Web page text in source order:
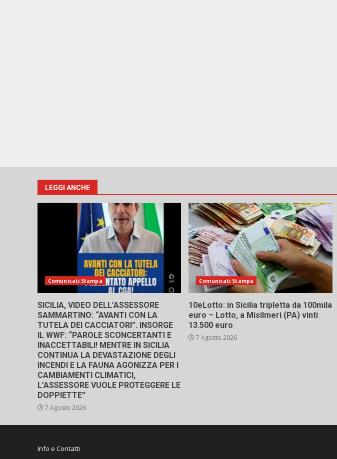
LEGGI ANCHE
Comunicati Stampa
SICILIA, VIDEO DELL’ASSESSORE
SAMMARTINO: “AVANTI CON LA
TUTELA DEI CACCIATORI”. INSORGE
IL WWF: “PAROLE SCONCERTANTI E
INACCETTABILI! MENTRE IN SICILIA
CONTINUA LA DEVASTAZIONE DEGLI
INCENDI E LA FAUNA AGONIZZA PER I
CAMBIAMENTI CLIMATICI,
L’ASSESSORE VUOLE PROTEGGERE LE
DOPPIETTE”
7 Agosto 2026
Comunicati Stampa
10eLotto: in Sicilia tripletta da 100mila
euro – Lotto, a Misilmeri (PA) vinti
13.500 euro
7 Agosto 2026
Info e Contatti